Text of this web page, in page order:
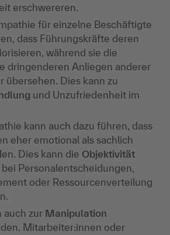
erschwereren.
für einzelne Beschäftigte
dass Führungskräfte deren
während sie die
dringenderen Anliegen anderer
übersehen. Dies kann zu
und Unzufriedenheit im
kann auch dazu führen, dass
eher emotional als sachlich
Dies kann die Objektivität
Personalentscheidungen,
oder Ressourcenverteilung
auch zur Manipulation
Mitarbeiter:innen oder